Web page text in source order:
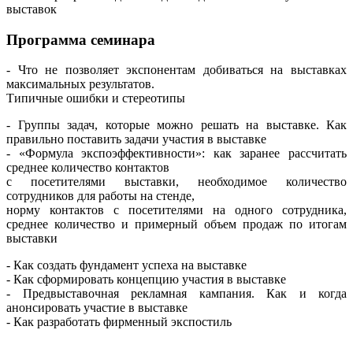
выставок
Программа семинара
- Что не позволяет экспонентам добиваться на выставках
максимальных результатов.
Типичные ошибки и стереотипы
- Группы задач, которые можно решать на выставке. Как
правильно поставить задачи участия в выставке
- «Формула экспоэффективности»: как заранее рассчитать
среднее количество контактов
с посетителями выставки, необходимое количество
сотрудников для работы на стенде,
норму контактов с посетителями на одного сотрудника,
среднее количество и примерный объем продаж по итогам
выставки
- Как создать фундамент успеха на выставке
- Как сформировать концепцию участия в выставке
- Предвыставочная рекламная кампания. Как и когда
анонсировать участие в выставке
- Как разработать фирменный экспостиль